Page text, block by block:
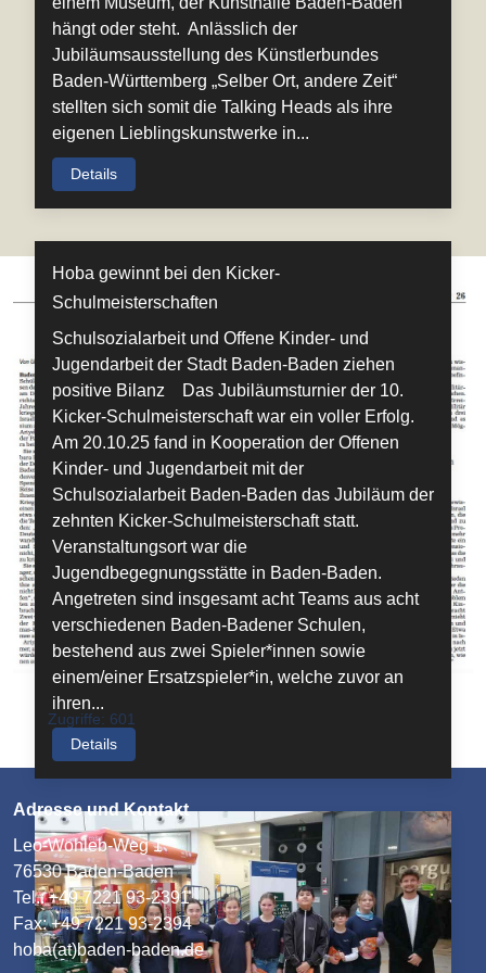
hängt oder steht. Anlässlich der
Jubiläumsausstellung des Künstlerbundes
Baden-Württemberg „Selber Ort, andere Zeit“
stellten sich somit die Talking Heads als ihre
eigenen Lieblingskunstwerke in...
Details
Hoba gewinnt bei den Kicker-
Schulmeisterschaften
Schulsozialarbeit und Offene Kinder- und
Jugendarbeit der Stadt Baden-Baden ziehen
positive Bilanz Das Jubiläumsturnier der 10.
Kicker-Schulmeisterschaft war ein voller Erfolg.
Am 20.10.25 fand in Kooperation der Offenen
Kinder- und Jugendarbeit mit der
Schulsozialarbeit Baden-Baden das Jubiläum der
zehnten Kicker-Schulmeisterschaft statt.
Veranstaltungsort war die
Jugendbegegnungsstätte in Baden-Baden.
Angetreten sind insgesamt acht Teams aus acht
verschiedenen Baden-Badener Schulen,
bestehend aus zwei Spieler*innen sowie
einem/einer Ersatzspieler*in, welche zuvor an
ihren...
Details
Zugriffe: 601
Adresse und Kontakt
Leo-Wohleb-Weg 1
76530 Baden-Baden
Tel.: +49 7221 93-2391
Fax: +49 7221 93-2394
hoba(at)baden-baden.de